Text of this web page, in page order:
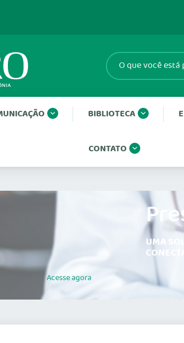
BIBLIOTECA
CONTATO
Acesseagora
UMA